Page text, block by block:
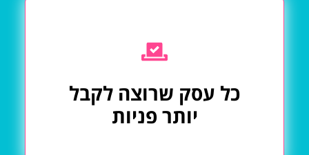
כל עסק שרוצה לקבל
יותר פניות